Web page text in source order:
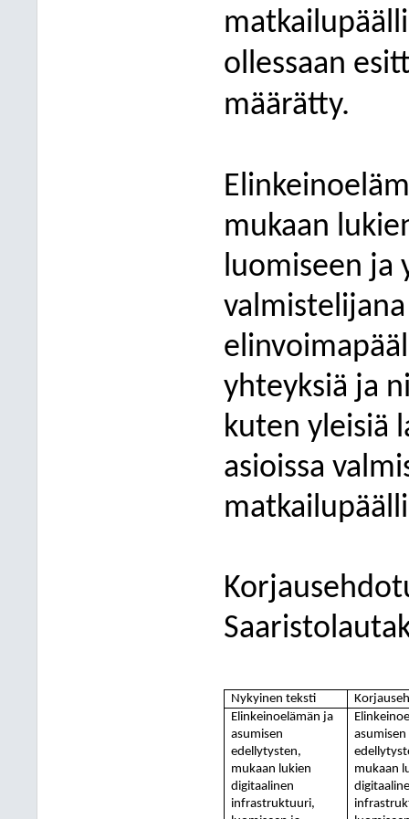
ollessaan
määrätty.
mukaan
luomiseen ja
yhteyksiä ja
kuten yleisiä
asioissa
Nykyinen teksti
Elinkeinoelämän ja
asumisen
edellytysten,
mukaan lukien
digitaalinen
infrastruktuuri,
asumisen
mukaan